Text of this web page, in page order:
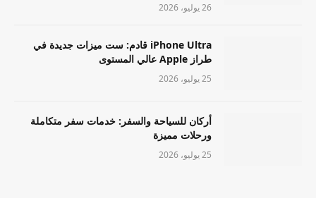
26 يوليو، 2026
iPhone Ultra قادم: ست ميزات جديدة في
طراز Apple عالي المستوى
25 يوليو، 2026
أركان للسياحة والسفر: خدمات سفر متكاملة
ورحلات مميزة
25 يوليو، 2026